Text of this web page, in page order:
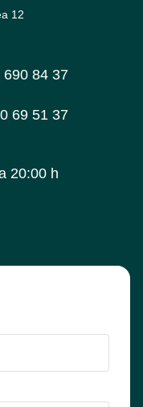
12
690 84 37
69 51 37
20:00 h